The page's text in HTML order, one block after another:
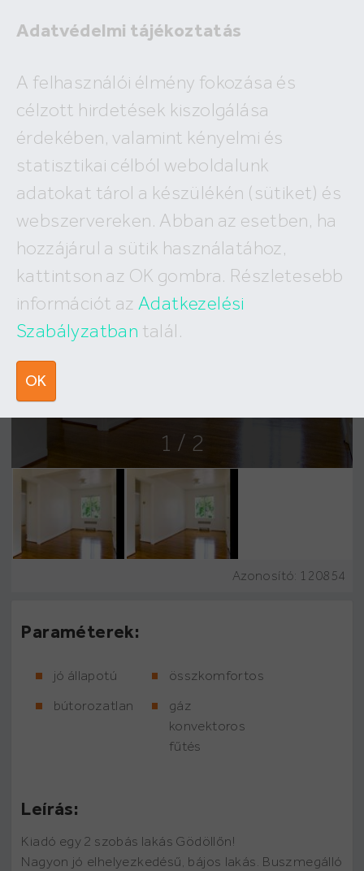
Adatvédelmi tájékoztatás
A felhasználói élmény fokozása és
célzott hirdetések kiszolgálása
érdekében, valamint kényelmi és
statisztikai célból weboldalunk
adatokat tárol a készülékén (sütiket) és
webszervereken. Abban az esetben, ha
hozzájárul a sütik használatához,
kattintson az OK gombra. Részletesebb
információt az Adatkezelési
Szabályzatban talál.
OK
Kiadó lakás Gödöllő
Gödöllő, Kazincy Ferenc utca 97 e Ft
53 m2 2
1 / 2
Azonosító: 120854
Paraméterek:
jó állapotú
összkomfortos
bútorozatlan
gáz
konvektoros
fűtés
Leírás:
Kiadó egy 2 szobás lakás Gödöllőn!
Nagyon jó elhelyezkedésű, bájos lakás. Buszmegálló